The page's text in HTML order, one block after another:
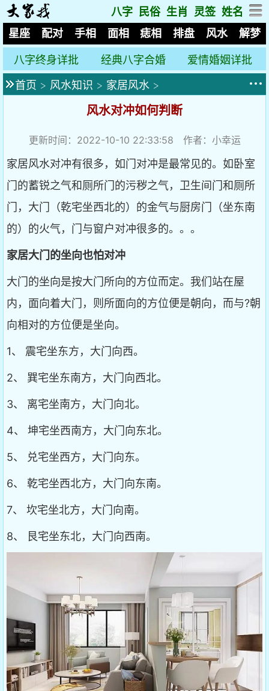
八字 民俗 生肖 灵签 姓名
星座
配对 手相 面相 痣相 排盘 风水 解梦
八字终身详批 经典八字合婚
爱情婚姻详批
首页 > 风水知识 > 家居风水 >
风水对冲如何判断
更新时间：2022-10-10 22:33:58 作者：小幸运
家居风水对冲有很多，如门对冲是最常见的。如卧室
门的蓄锐之气和厕所门的污秽之气，卫生间门和厕所
门，大门（乾宅坐西北的）的金气与厨房门（坐东南
的）的火气，门与窗户对冲很多的。。。
家居大门的坐向也怕对冲
大门的坐向是按大门所向的方位而定。我们站在屋
内，面向着大门，则所面向的方位便是朝向，而与?朝
向相对的方位便是坐向。
1、 震宅坐东方，大门向西。
2、 巽宅坐东南方，大门向西北。
3、 离宅坐南方，大门向北。
4、 坤宅坐西南方，大门向东北。
5、 兑宅坐西方，大门向东。
6、 乾宅坐西北方，大门向东南。
7、 坎宅坐北方，大门向南。
8、 艮宅坐东北，大门向西南。